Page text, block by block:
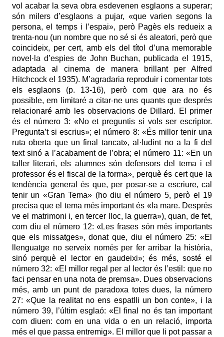
vol acabar la seva obra esdevenen esglaons a superar;
són milers d’esglaons a pujar, «que varien segons la
persona, el temps i l’espai», però Pagès els redueix a
trenta-nou (un nombre que no sé si és aleatori, però que
coincideix, per cert, amb els del títol d’una memorable
novel·la d’espies de John Buchan, publicada el 1915,
adaptada al cinema de manera brillant per Alfred
Hitchcock el 1935). M’agradaria reproduir i comentar tots
els esglaons (p. 13-16), però com que ara no és
possible, em limitaré a citar-ne uns quants que després
relacionaré amb les observacions de Dillard. El primer
és el número 3: «No et preguntis si vols ser escriptor.
Pregunta’t si escrius»; el número 8: «És millor tenir una
ruta oberta que un final tancat», al·ludint no a la fi del
text sinó a l’acabament de l’obra; el número 11: «En un
taller literari, els alumnes són defensors del tema i el
professor és el fiscal de la forma», perquè és cert que la
tendència general és que, per posar-se a escriure, cal
tenir un «Gran Tema» (ho diu el número 5, però el 19
precisa que el tema més important és «la mare. Després
ve el matrimoni i, en tercer lloc, la guerra»), quan, de fet,
com diu el número 12: «Les frases són més importants
que els missatges», donat que, diu el número 25: «El
llenguatge no serveix només per fer arribar la història,
sinó perquè el lector en gaudeixi»; és més, sosté el
número 32: «El millor regal per al lector és l’estil: que no
faci pensar en una nota de premsa». Dues observacions
més, amb un punt de paradoxa totes dues, la número
27: «Que la realitat no ens espatlli un bon conte», i la
número 39, l’últim esglaó: «El final no és tan important
com diuen: com en una vida o en un relació, importa
més el que passa entremig». El millor que li pot passar a